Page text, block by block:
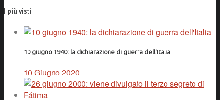
I più visti
10 giugno 1940: la dichiarazione di guerra dell'Italia
10 Giugno 2020